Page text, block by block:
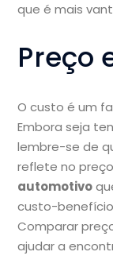
que é mais
Preço
O custo é um
Embora seja
lembre-se de
reflete no
automotivo
custo-
Comparar
ajudar a